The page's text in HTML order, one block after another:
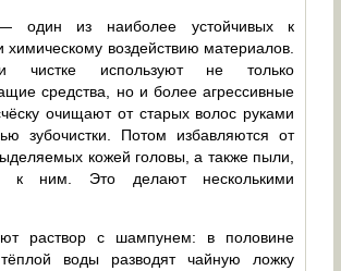
один из наиболее устойчивых к
химическому воздействию материалов.
чистке используют не только
средства, но и более агрессивные
очищают от старых волос руками
зубочистки. Потом избавляются от
кожей головы, а также пыли,
к ним. Это делают несколькими
раствор с шампунем: в половине
воды разводят чайную ложку